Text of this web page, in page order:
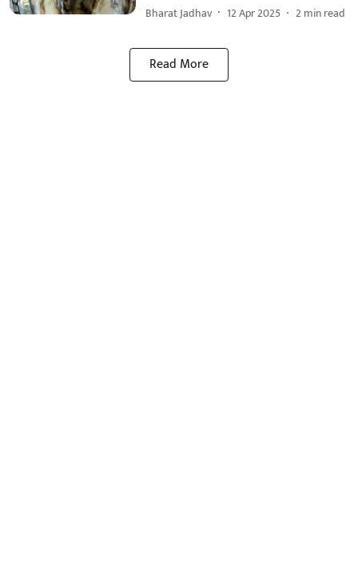
Bharat Jadhav 12 Apr 2025 2min read
Read More